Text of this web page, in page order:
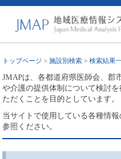
トップページ >施設別検索 >検索結果
JMAPは、各都道府県医師会、郡
や介護の提供体制について検討
ただくことを目的としています。
当サイトで使用している各種情
参照ください。